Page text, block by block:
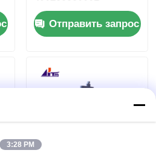
49023555000D
Отправить запрос
3:28 PM